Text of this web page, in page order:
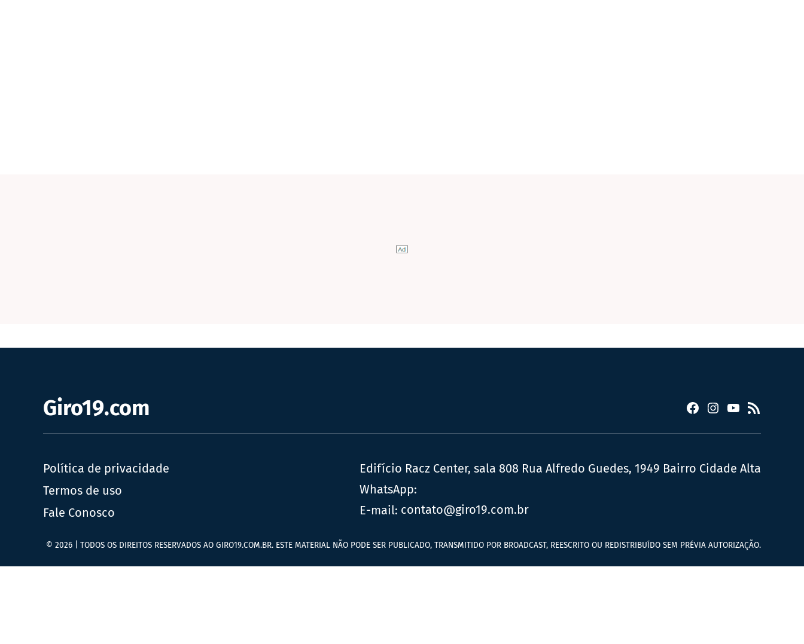
Giro19.com Facebook
Instagram
YouTube
RSS
Política de privacidade
Termos de uso
Fale Conosco
Edifício Racz Center, sala 808 Rua Alfredo Guedes, 1949 Bairro Cidade Alta
WhatsApp:
E-mail: contato@giro19.com.br
© 2026 | TODOS OS DIREITOS RESERVADOS AO GIRO19.COM.BR. ESTE MATERIAL NÃO PODE SER PUBLICADO, TRANSMITIDO POR BROADCAST, REESCRITO OU REDISTRIBUÍDO SEM PRÉVIA AUTORIZAÇÃO.